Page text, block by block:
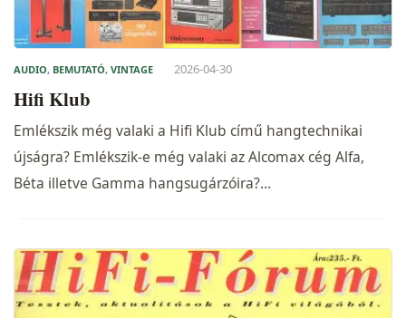
AUDIO, BEMUTATÓ, VINTAGE 2026-04-30
Hifi Klub
Emlékszik még valaki a Hifi Klub című hangtechnikai
újságra? Emlékszik-e még valaki az Alcomax cég Alfa,
Béta illetve Gamma hangsugárzóira?…